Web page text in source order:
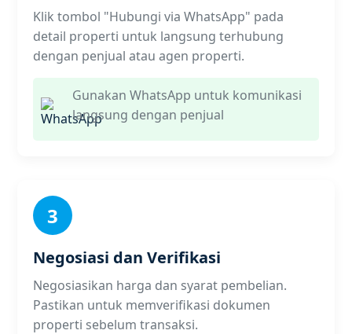
Klik tombol "Hubungi via WhatsApp" pada
detail properti untuk langsung terhubung
dengan penjual atau agen properti.
Gunakan WhatsApp untuk komunikasi
langsung dengan penjual
3
Negosiasi dan Verifikasi
Negosiasikan harga dan syarat pembelian.
Pastikan untuk memverifikasi dokumen
properti sebelum transaksi.